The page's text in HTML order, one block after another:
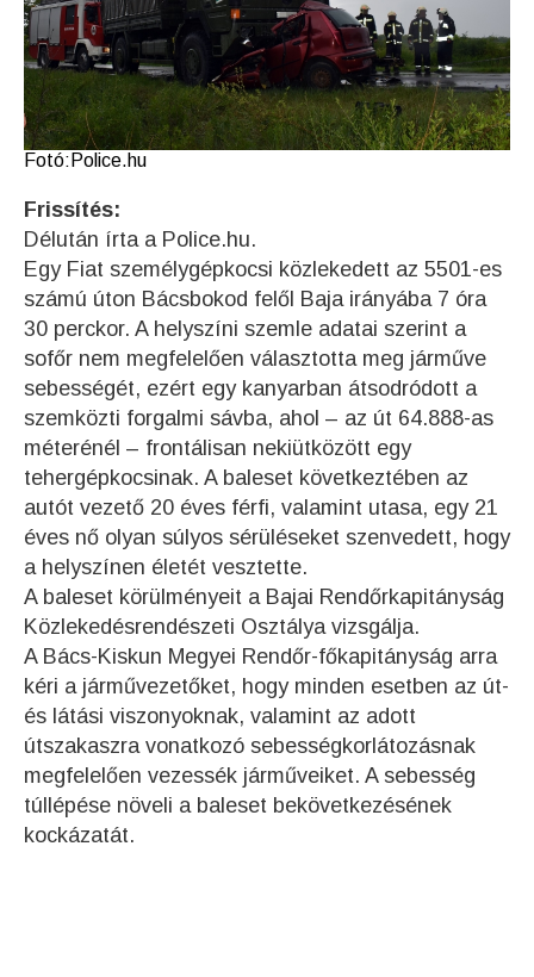
Fotó:Police.hu
Frissítés:
Délután írta a Police.hu.
Egy Fiat személygépkocsi közlekedett az 5501-es
számú úton Bácsbokod felől Baja irányába 7 óra
30 perckor. A helyszíni szemle adatai szerint a
sofőr nem megfelelően választotta meg járműve
sebességét, ezért egy kanyarban átsodródott a
szemközti forgalmi sávba, ahol – az út 64.888-as
méterénél – frontálisan nekiütközött egy
tehergépkocsinak. A baleset következtében az
autót vezető 20 éves férfi, valamint utasa, egy 21
éves nő olyan súlyos sérüléseket szenvedett, hogy
a helyszínen életét vesztette.
A baleset körülményeit a Bajai Rendőrkapitányság
Közlekedésrendészeti Osztálya vizsgálja.
A Bács-Kiskun Megyei Rendőr-főkapitányság arra
kéri a járművezetőket, hogy minden esetben az út-
és látási viszonyoknak, valamint az adott
útszakaszra vonatkozó sebességkorlátozásnak
megfelelően vezessék járműveiket. A sebesség
túllépése növeli a baleset bekövetkezésének
kockázatát.